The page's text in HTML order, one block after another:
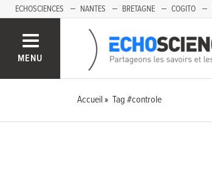
ECHOSCIENCES NANTES BRETAGNE COGITO
MENU
Accueil Tag #controle